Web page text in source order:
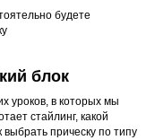
будете
блок
уроков, в которых мы
стайлинг, какой
выбрать прическу по типу